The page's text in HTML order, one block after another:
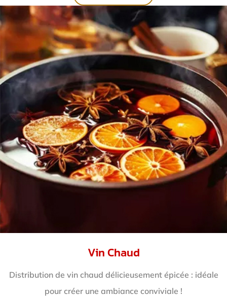
Vin Chaud
Distribution de vin chaud délicieusement épicée : idéale
pour créer une ambiance conviviale !